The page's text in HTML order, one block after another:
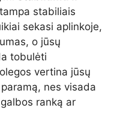
stabiliais
sekasi aplinkoje,
o jūsų
tobulėti
vertina jūsų
nes visada
ranką ar